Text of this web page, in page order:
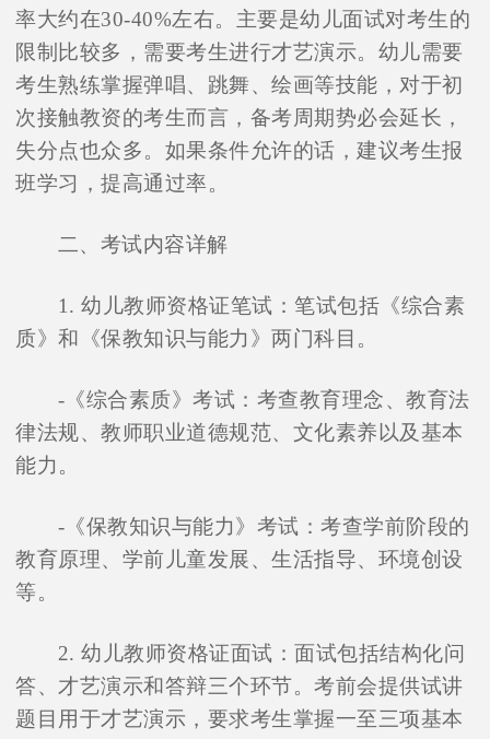
率大约在30-40%左右。主要是幼儿面试对考生的
限制比较多，需要考生进行才艺演示。幼儿需要
考生熟练掌握弹唱、跳舞、绘画等技能，对于初
次接触教资的考生而言，备考周期势必会延长，
失分点也众多。如果条件允许的话，建议考生报
班学习，提高通过率。
二、考试内容详解
1. 幼儿教师资格证笔试：笔试包括《综合素
质》和《保教知识与能力》两门科目。
-《综合素质》考试：考查教育理念、教育法
律法规、教师职业道德规范、文化素养以及基本
能力。
-《保教知识与能力》考试：考查学前阶段的
教育原理、学前儿童发展、生活指导、环境创设
等。
2. 幼儿教师资格证面试：面试包括结构化问
答、才艺演示和答辩三个环节。考前会提供试讲
题目用于才艺演示，要求考生掌握一至三项基本